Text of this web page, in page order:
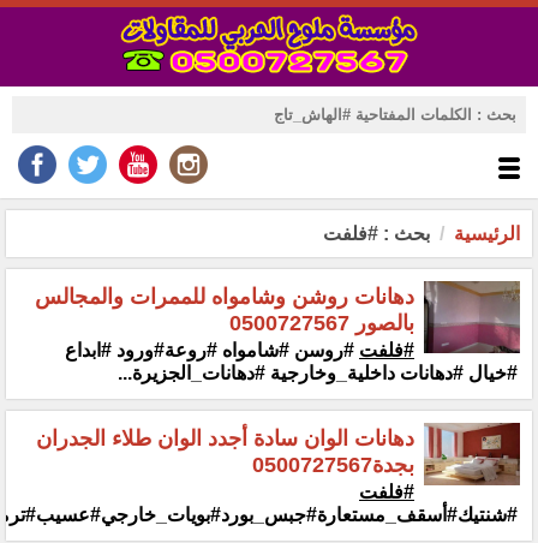
الرئيسية بحث : #فلفت
دهانات روشن وشامواه للممرات والمجالس
بالصور 0500727567
#فلفت #روسن #شامواه #روعة#ورود #ابداع
#خيال #دهانات داخلية_وخارجية‏ ‏#دهانات_الجزيرة...
دهانات الوان سادة أجدد الوان طلاء الجدران
بجدة0500727567
#فلفت